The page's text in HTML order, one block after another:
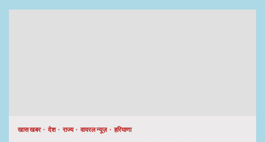
खास खबर देश राज्य वायरल न्यूज़ हरियाणा